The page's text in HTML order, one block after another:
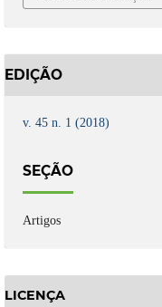
EDIÇÃO
v. 45 n. 1 (2018)
SEÇÃO
Artigos
LICENÇA